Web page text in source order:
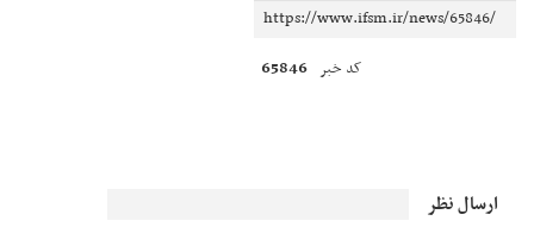
کد خبر 65846
ارسال نظر